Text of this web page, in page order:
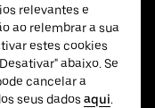
relevantes e
ao relembrar a sua
estes cookies
abaixo. Se
cancelar a
seus dados aqui.